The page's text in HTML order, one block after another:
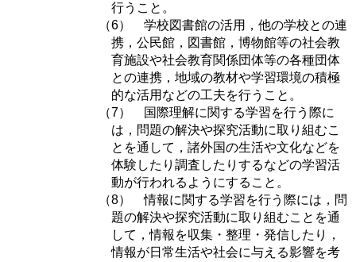
行うこと。
（6） 学校図書館の活用，他の学校との連
携，公民館，図書館，博物館等の社会教
育施設や社会教育関係団体等の各種団体
との連携，地域の教材や学習環境の積極
的な活用などの工夫を行うこと。
（7） 国際理解に関する学習を行う際に
は，問題の解決や探究活動に取り組むこ
とを通して，諸外国の生活や文化などを
体験したり調査したりするなどの学習活
動が行われるようにすること。
（8） 情報に関する学習を行う際には，問
題の解決や探究活動に取り組むことを通
して，情報を収集・整理・発信したり，
情報が日常生活や社会に与える影響を考